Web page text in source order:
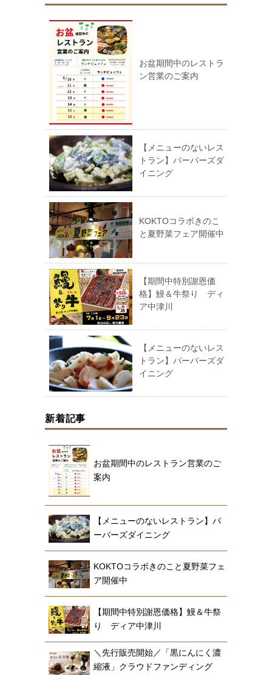
お盆期間中のレストラ
ン営業のご案内
【メニューのないレス
トラン】バーバーズダ
イニング
KOKTOコラボきのこ
と夏野菜フェア開催中
【期間中特別謝恩価
格】鰻＆牛祭り ディ
ア中津川
【メニューのないレス
トラン】バーバーズダ
イニング
新着記事
お盆期間中のレストラン営業のご
案内
【メニューのないレストラン】バ
ーバーズダイニング
KOKTOコラボきのこと夏野菜フェ
ア開催中
【期間中特別謝恩価格】鰻＆牛祭
り ディア中津川
＼先行販売開始／「黒にんにく濃
縮液」クラウドファンディング